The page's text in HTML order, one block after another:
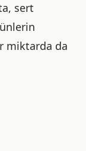
sert
miktarda da